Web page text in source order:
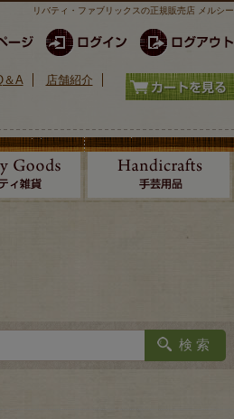
リバティ・ファブリックスの正規販売店 メルシー
＆A 店舗紹介